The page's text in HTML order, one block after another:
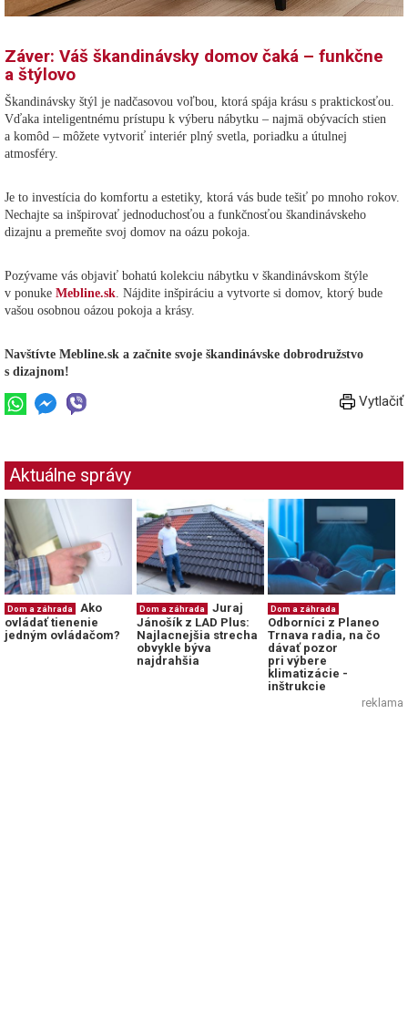
Záver: Váš škandinávsky domov čaká – funkčne
a štýlovo
Škandinávsky štýl je nadčasovou voľbou, ktorá spája krásu s praktickosťou.
Vďaka inteligentnému prístupu k výberu nábytku – najmä obývacích stien
a komôd – môžete vytvoriť interiér plný svetla, poriadku a útulnej
atmosféry.
Je to investícia do komfortu a estetiky, ktorá vás bude tešiť po mnoho rokov.
Nechajte sa inšpirovať jednoduchosťou a funkčnosťou škandinávskeho
dizajnu a premeňte svoj domov na oázu pokoja.
Pozývame vás objaviť bohatú kolekciu nábytku v škandinávskom štýle
v ponuke Mebline.sk . Nájdite inšpiráciu a vytvorte si domov, ktorý bude
vašou osobnou oázou pokoja a krásy.
Navštívte Mebline.sk a začnite svoje škandinávske dobrodružstvo
s dizajnom!
Vytlačiť
Aktuálne správy
Dom a záhrada
Ako
ovládať tienenie
jedným ovládačom?
Dom a záhrada
Juraj
Jánošík z LAD Plus:
Najlacnejšia strecha
obvykle býva
najdrahšia
Dom a záhrada
Odborníci z Planeo
Trnava radia, na čo
dávať pozor
pri výbere
klimatizácie -
inštrukcie
reklama